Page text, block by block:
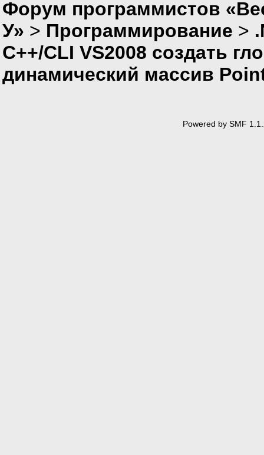
Форум программистов
У» > Программирование >
С++/CLI VS2008 создать
динамический массив
Powered by SMF